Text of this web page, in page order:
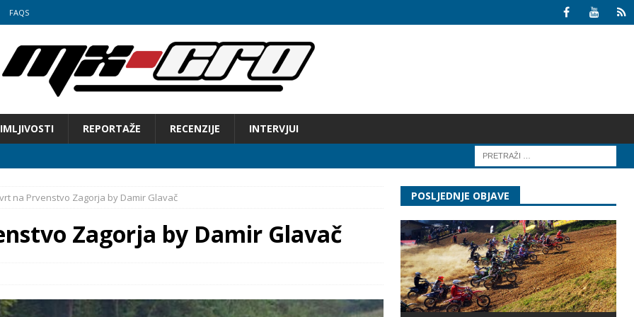
FAQS
REPORTAŽE RECENZIJE INTERVJUI
u motocrossu
na Prvenstvo Zagorja by Damir Glavač
Zagorja by Damir Glavač
POSLJEDNJE OBJAVE